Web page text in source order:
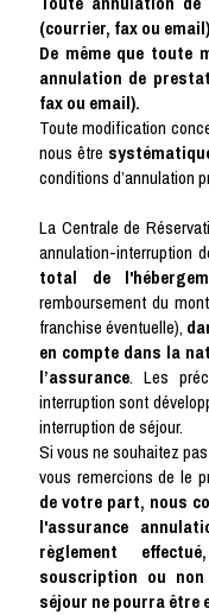
(courrier, fax ou
De même que toute
annulation de
fax ou email).
Toute modification
nous être
conditions d’annulation
La Centrale de
annulation-interruption
total de
remboursement du
franchise éventuelle),
en compte dans la
l’assurance. Les
interruption sont
interruption de séjour.
Si vous ne souhaitez
vous remercions de le
de votre part, nous
l'assurance
règlement
souscription ou
séjour ne pourra être